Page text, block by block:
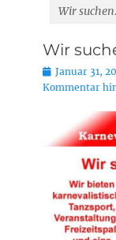
Wir
Wir
Posted
on
Januar 31,
Kommentar